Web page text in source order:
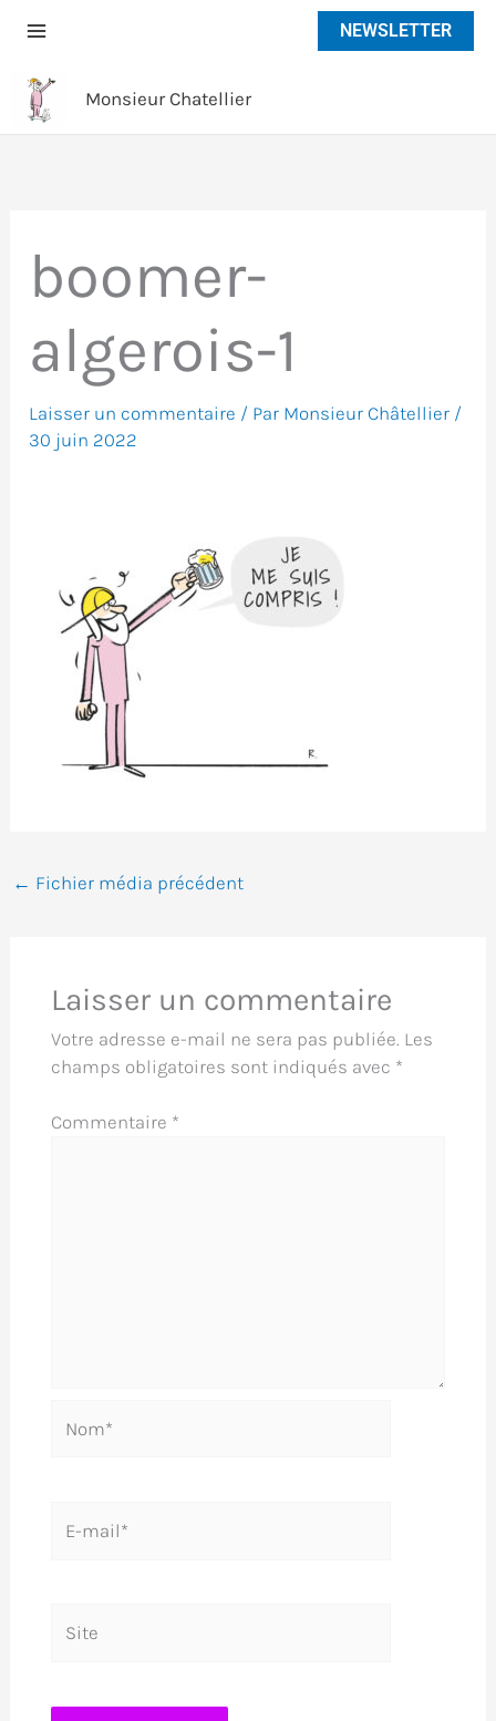
NEWSLETTER
Monsieur Chatellier
boomer-
algerois-1
Laisser un commentaire / Par Monsieur Châtellier /
30 juin 2022
← Fichier média précédent
Laisser un commentaire
Votre adresse e-mail ne sera pas publiée. Les
champs obligatoires sont indiqués avec *
Commentaire *
mail*